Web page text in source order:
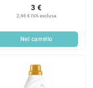
2,46 € IVA esclusa
3 €
Nel carrello